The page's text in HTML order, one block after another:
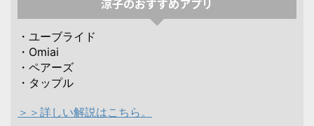
涼子のおすすめアプリ
・ユーブライド
・Omiai
・ペアーズ
・タップル
＞＞詳しい解説はこちら。